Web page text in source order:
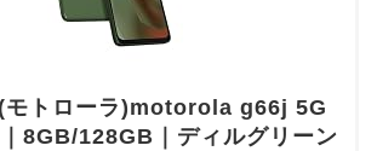
トローラ)motorola g66j 5G
8GB/128GB｜ディルグリーン